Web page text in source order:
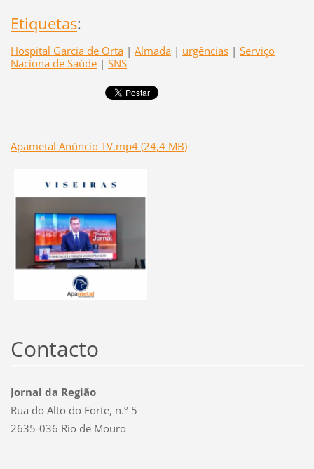
Etiquetas:
Hospital Garcia de Orta | Almada | urgências | Serviço
Naciona de Saúde | SNS
Apametal Anúncio TV.mp4 (24,4 MB)
Contacto
Jornal da Região
Rua do Alto do Forte, n.º 5
2635-036 Rio de Mouro